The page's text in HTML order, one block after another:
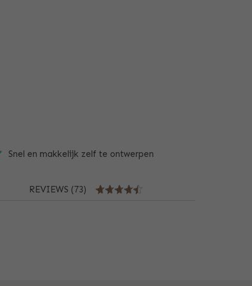
Snel en makkelijk zelf te ontwerpen
REVIEWS (73)